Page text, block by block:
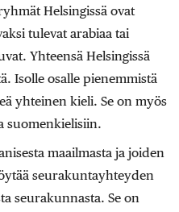
Helsingissä ovat
tulevat arabiaa tai
Yhteensä Helsingissä
Isolle osalle pienemmistä
yhteinen kieli. Se on myös
suomenkielisiin.
maailmasta ja joiden
seurakuntayhteyden
seurakunnasta. Se on